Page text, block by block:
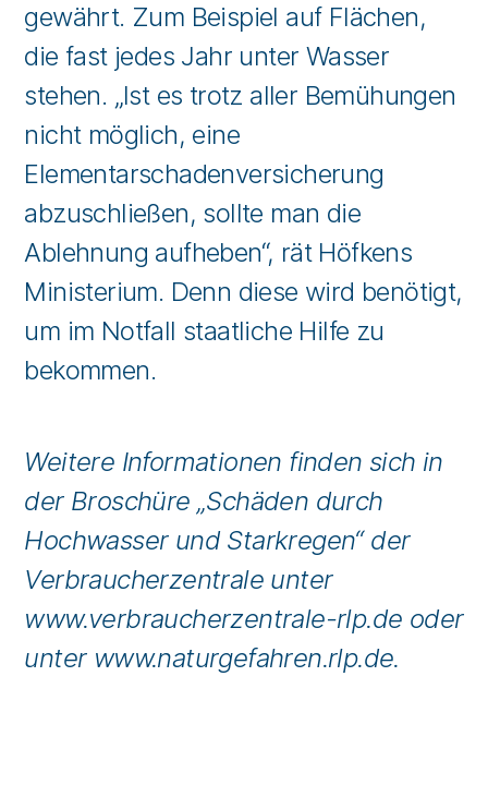
gewährt. Zum Beispiel auf Flächen,
die fast jedes Jahr unter Wasser
stehen. „Ist es trotz aller Bemühungen
nicht möglich, eine
Elementarschadenversicherung
abzuschließen, sollte man die
Ablehnung aufheben“, rät Höfkens
Ministerium. Denn diese wird benötigt,
um im Notfall staatliche Hilfe zu
bekommen.
Weitere Informationen finden sich in
der Broschüre „Schäden durch
Hochwasser und Starkregen“ der
Verbraucherzentrale unter
www.verbraucherzentrale-rlp.de oder
unter www.naturgefahren.rlp.de.